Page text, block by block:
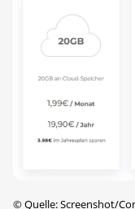
©Quelle: Screenshot/